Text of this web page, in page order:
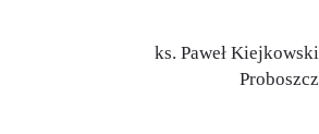
ks. Paweł Kiejkowski
Proboszcz